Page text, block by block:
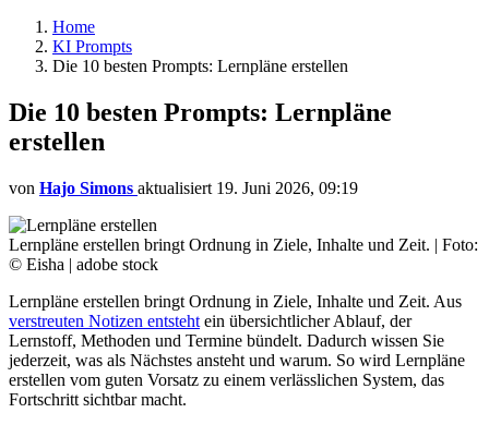
Home
KI Prompts
Die 10 besten Prompts: Lernpläne erstellen
Die 10 besten Prompts: Lernpläne
erstellen
von Hajo Simons aktualisiert 19. Juni 2026, 09:19
Lernpläne erstellen bringt Ordnung in Ziele, Inhalte und Zeit. | Foto:
© Eisha | adobe stock
Lernpläne erstellen bringt Ordnung in Ziele, Inhalte und Zeit. Aus
verstreuten Notizen entsteht ein übersichtlicher Ablauf, der
Lernstoff, Methoden und Termine bündelt. Dadurch wissen Sie
jederzeit, was als Nächstes ansteht und warum. So wird Lernpläne
erstellen vom guten Vorsatz zu einem verlässlichen System, das
Fortschritt sichtbar macht.